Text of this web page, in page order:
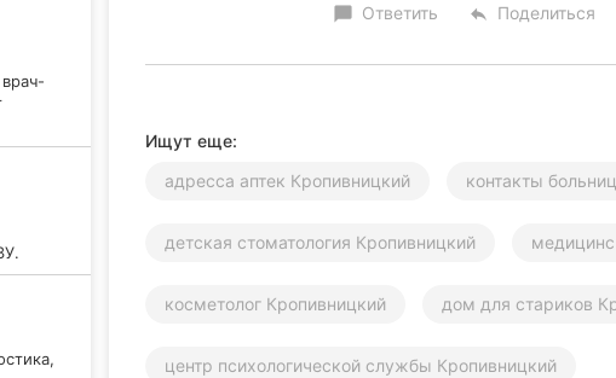
chat_bubble Ответить reply Поделиться
Ищут еще:
адресса аптек Кропивницкий
контакты
детская стоматология Кропивницкий
косметолог Кропивницкий дом для стариков
центр психологической службы Кропивницкий